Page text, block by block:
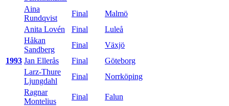
1993
Aina
Rundqvist
Final
Malmö
Anita Lovén
Final
Luleå
Håkan
Sandberg
Final
Växjö
Jan Ellerås
Final
Göteborg
Larz-Thure
Ljungdahl
Final
Norrköping
Ragnar
Montelius
Final
Falun